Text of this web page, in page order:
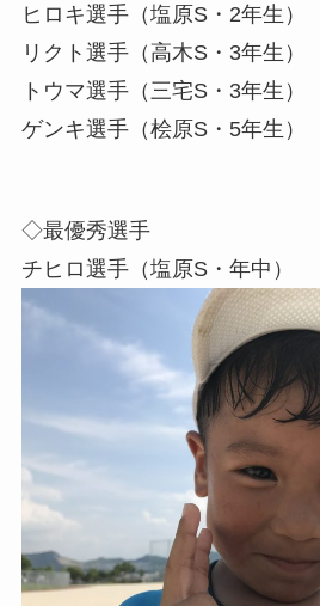
ヒロキ選手（塩原S・2年生）
リクト選手（高木S・3年生）
トウマ選手（三宅S・3年生）
ゲンキ選手（桧原S・5年生）
◇最優秀選手
チヒロ選手（塩原S・年中）